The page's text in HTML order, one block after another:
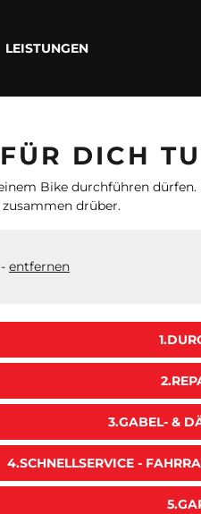
LEISTUNGEN
DICH
Bike durchführen
drüber.
entfernen
3.GABEL- &
4.SCHNELLSERVICE -